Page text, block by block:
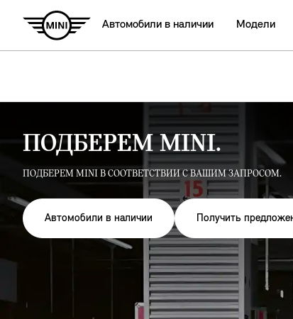
Автомобили в наличии Модели
ПОДБЕРЕМ MINI.
ПОДБЕРЕМ MINI В СООТВЕТСТВИИ С ВАШИМ ЗАПРОСОМ.
Автомобили в наличии Получить